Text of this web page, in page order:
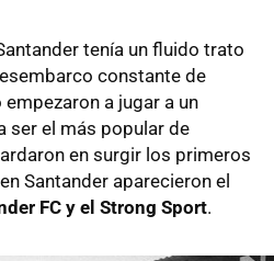
tenía un fluido trato
constante de
a jugar a un
ser el más popular de
en surgir los primeros
Santander aparecieron el
FC y el Strong Sport.